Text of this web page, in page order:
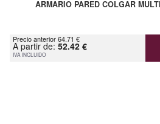
ARMARIO PARED COLGAR
Precio anterior 64.71 €
A partir de: 52.42 €
IVA INCLUIDO